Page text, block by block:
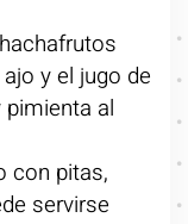
y el jugo de
al
con pitas,
servirse